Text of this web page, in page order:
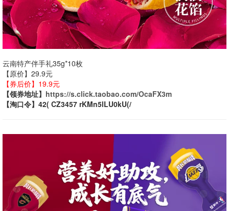
云南特产伴手礼35g*10枚
【原价】29.9元
【券后价】19.9元
【领券地址】 https://s.click.taobao.com/OcaFX3m
【淘口令】42( CZ3457 rKMn5lLU0kU(/